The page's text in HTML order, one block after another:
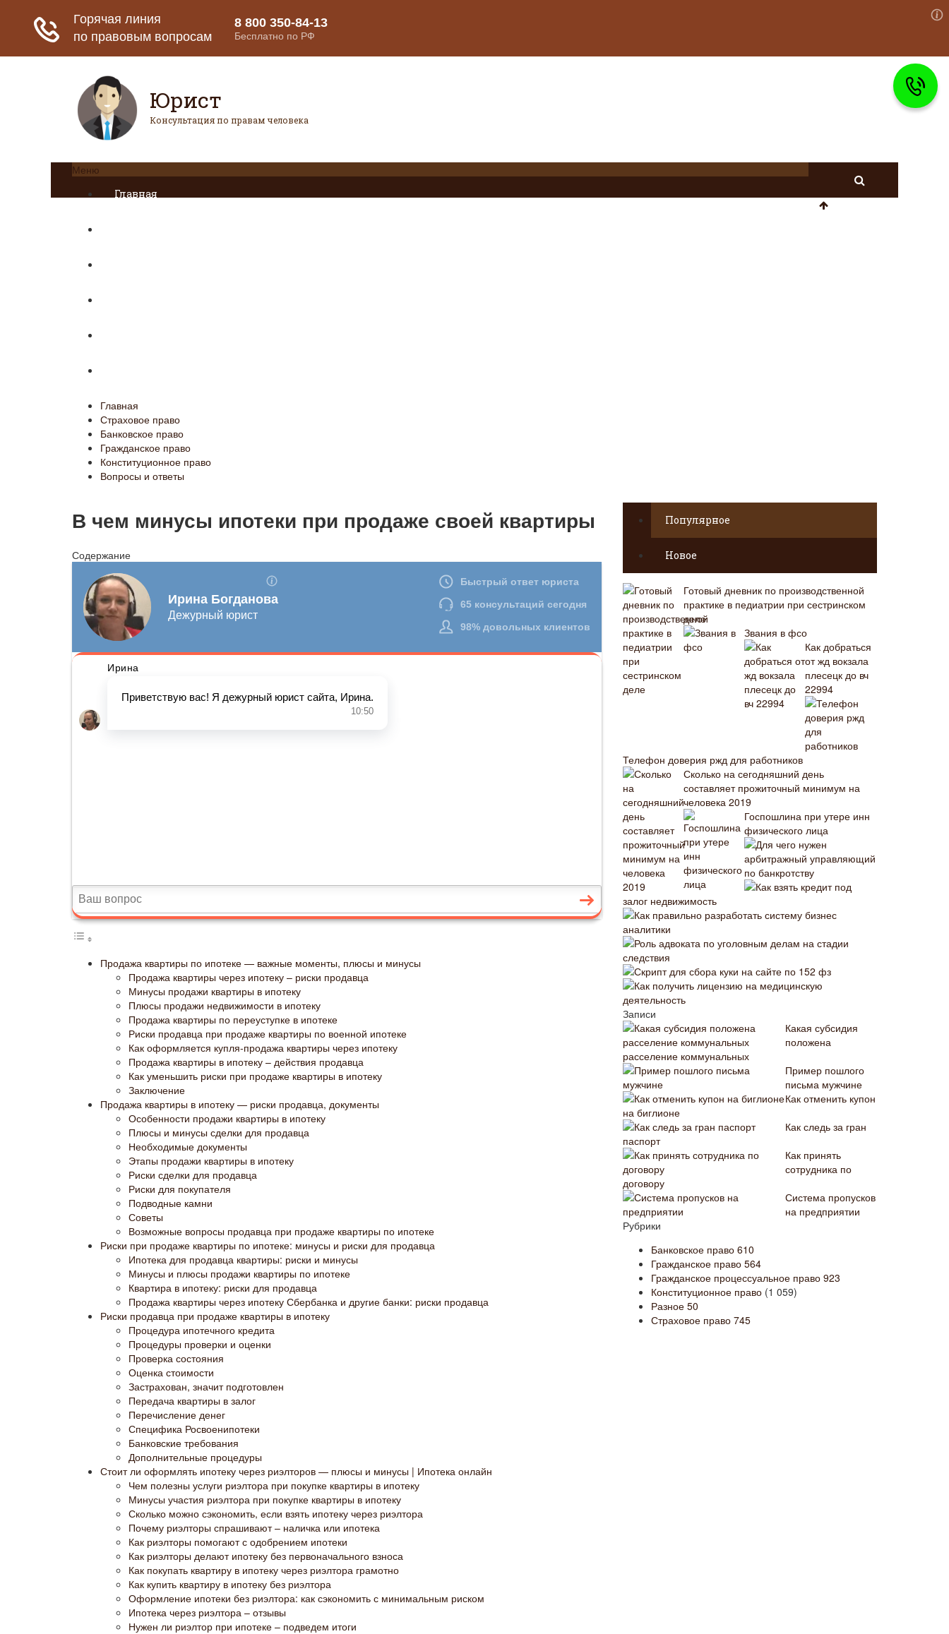
Юрист
Консультация по правам человека
Меню
Главная
Главная
Страховое право
Банковское право
Гражданское право
Конституционное право
Вопросы и ответы
В чем минусы ипотеки при продаже своей квартиры
Содержание
Продажа квартиры по ипотеке — важные моменты, плюсы и минусы
Продажа квартиры через ипотеку – риски продавца
Минусы продажи квартиры в ипотеку
Плюсы продажи недвижимости в ипотеку
Продажа квартиры по переуступке в ипотеке
Риски продавца при продаже квартиры по военной ипотеке
Как оформляется купля-продажа квартиры через ипотеку
Продажа квартиры в ипотеку – действия продавца
Как уменьшить риски при продаже квартиры в ипотеку
Заключение
Продажа квартиры в ипотеку — риски продавца, документы
Особенности продажи квартиры в ипотеку
Плюсы и минусы сделки для продавца
Необходимые документы
Этапы продажи квартиры в ипотеку
Риски сделки для продавца
Риски для покупателя
Подводные камни
Советы
Возможные вопросы продавца при продаже квартиры по ипотеке
Риски при продаже квартиры по ипотеке: минусы и риски для продавца
Ипотека для продавца квартиры: риски и минусы
Минусы и плюсы продажи квартиры по ипотеке
Квартира в ипотеку: риски для продавца
Продажа квартиры через ипотеку Сбербанка и другие банки: риски продавца
Риски продавца при продаже квартиры в ипотеку
Процедура ипотечного кредита
Процедуры проверки и оценки
Проверка состояния
Оценка стоимости
Застрахован, значит подготовлен
Передача квартиры в залог
Перечисление денег
Специфика Росвоенипотеки
Банковские требования
Дополнительные процедуры
Стоит ли оформлять ипотеку через риэлторов — плюсы и минусы | Ипотека онлайн
Чем полезны услуги риэлтора при покупке квартиры в ипотеку
Минусы участия риэлтора при покупке квартиры в ипотеку
Сколько можно сэкономить, если взять ипотеку через риэлтора
Почему риэлторы спрашивают – наличка или ипотека
Как риэлторы помогают с одобрением ипотеки
Как риэлторы делают ипотеку без первоначального взноса
Как покупать квартиру в ипотеку через риэлтора грамотно
Как купить квартиру в ипотеку без риэлтора
Оформление ипотеки без риэлтора: как сэкономить с минимальным риском
Ипотека через риэлтора – отзывы
Нужен ли риэлтор при ипотеке – подведем итоги
Популярное
Новое
Готовый дневник по производственной
практике в педиатрии при сестринском
деле
Звания в фсо
Как добраться
от жд вокзала
плесецк до вч
22994
Телефон доверия ржд для работников
Сколько на сегодняшний день
составляет прожиточный минимум на
человека 2019
Госпошлина при утере инн
физического лица
Для чего нужен
арбитражный управляющий
по банкротству
Как взять кредит под
залог недвижимость
Как правильно разработать систему бизнес
аналитики
Роль адвоката по уголовным делам на стадии
следствия
Скрипт для сбора куки на сайте по 152 фз
Как получить лицензию на медицинскую
деятельность
Записи
Какая субсидия
положена
расселение коммунальных
Пример пошлого
письма мужчине
Как отменить купон
на биглионе
Как следь за гран
паспорт
Как принять
сотрудника по
договору
Система пропусков
на предприятии
Рубрики
Банковское право 610
Гражданское право 564
Гражданское процессуальное право 923
Конституционное право (1 059)
Разное 50
Страховое право 745